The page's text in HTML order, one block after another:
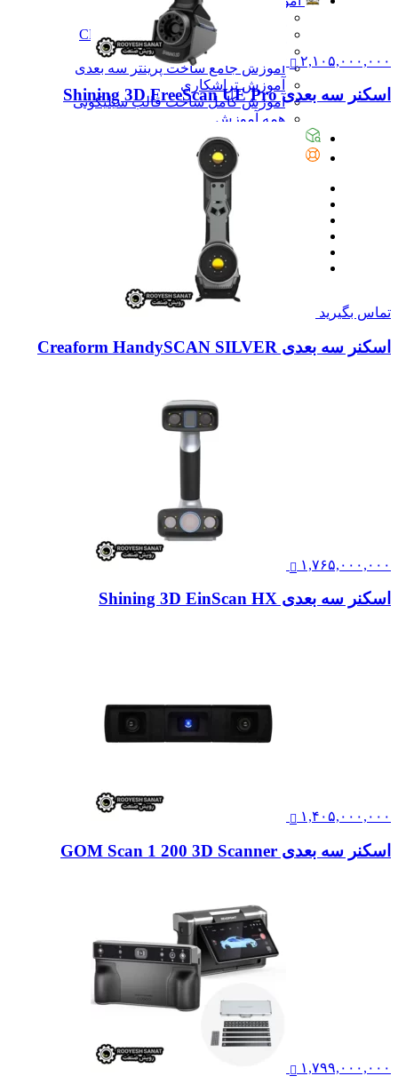
آموزش نرم‌افزار G-code برای CNC
آموزش نرم‌افزار سالیدورک
آموزش جامع ساخت پرینتر سه بعدی
آموزش تراشکاری
آموزش کامل ساخت قالب سیلیکونی
همه آموزش
پیگیری سفارشات
۲,۱۰۵,۰۰۰,۰۰۰
اسکنر سه بعدی Shining 3D FreeScan UE Pro
تماس بگیرید
اسکنر سه بعدی Creaform HandySCAN SILVER
۱,۷۶۵,۰۰۰,۰۰۰
اسکنر سه بعدی Shining 3D EinScan HX
۱,۴۰۵,۰۰۰,۰۰۰
اسکنر سه بعدی GOM Scan 1 200 3D Scanner
۱,۷۹۹,۰۰۰,۰۰۰